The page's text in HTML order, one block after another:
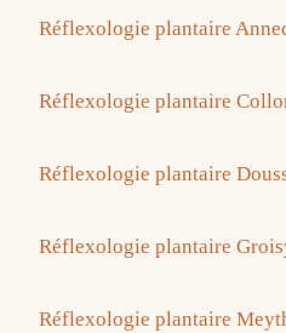
Réflexologie plantaire
Réflexologie plantaire
Réflexologie plantaire
Réflexologie plantaire
Réflexologie plantaire